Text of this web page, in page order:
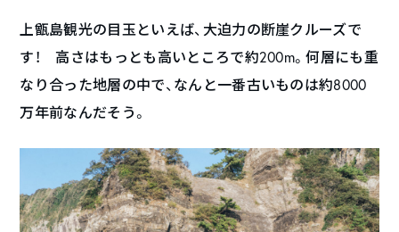
上甑島観光の目玉といえば、大迫力の断崖クルーズで
す！ 高さはもっとも高いところで約200m。何層にも重
なり合った地層の中で、なんと一番古いものは約8000
万年前なんだそう。